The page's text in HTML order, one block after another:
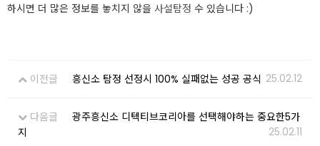
하시면 더 많은 정보를 놓치지 않을 사설탐정 수 있습니다 :)
이전글 흥신소 탐정 선정시 100% 실패없는 성공 공식 25.02.12
다음글
광주흥신소 디텍티브코리아를 선택해야하는 중요한5가
지
25.02.11